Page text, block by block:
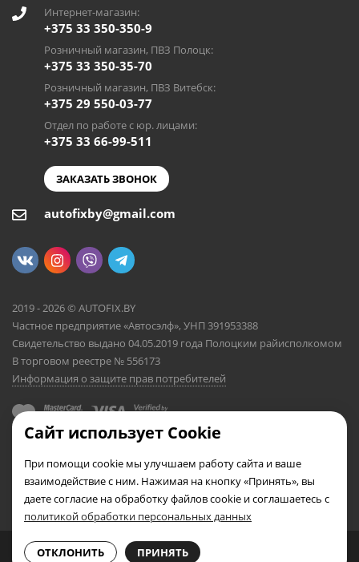
0
Интернет-магазин:
+375 33 350-350-9
Розничный магазин, ПВЗ Полоцк:
+375 33 350-35-70
Розничный магазин, ПВЗ Витебск:
+375 29 550-03-77
Отдел по работе с юр. лицами:
+375 33 66-99-511
ЗАКАЗАТЬ ЗВОНОК
autofixby@gmail.com
2019 - 2026 © AUTOFIX.BY
Частное предприятие «Автосэлф», УНП 391953388
Свидетельство выдано 04.05.2019 года Полоцким райисполкомом
В торговом реестре № 556173
Информация о защите прав потребителей
Сайт использует Cookie
При помощи cookie мы улучшаем работу сайта и ваше
взаимодействие с ним. Нажимая на кнопку «Принять», вы
даете согласие на обработку файлов cookie и соглашаетесь с
политикой обработки персональных данных
ОТКЛОНИТЬ ПРИНЯТЬ